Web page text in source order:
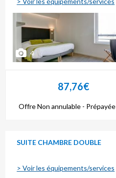
4
87,76€
Offre Non annulable - Prépayée
SUITE CHAMBRE DOUBLE
> Voir les équipements/services